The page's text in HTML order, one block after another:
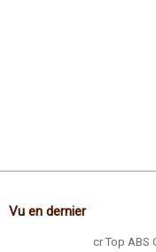
Vu en dernier
cr Top ABS